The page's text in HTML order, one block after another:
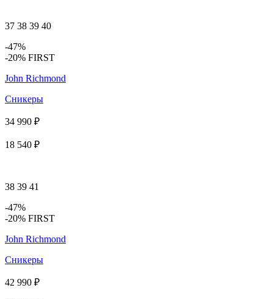
37 38 39 40
-47%
-20% FIRST
John Richmond
Сникеры
34 990 ₽
18 540 ₽
38 39 41
-47%
-20% FIRST
John Richmond
Сникеры
42 990 ₽